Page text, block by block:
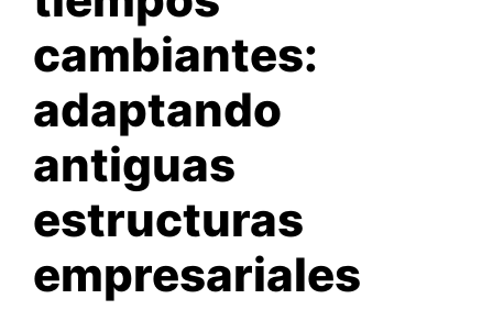
cambiantes:
adaptando
antiguas
estructuras
empresariales